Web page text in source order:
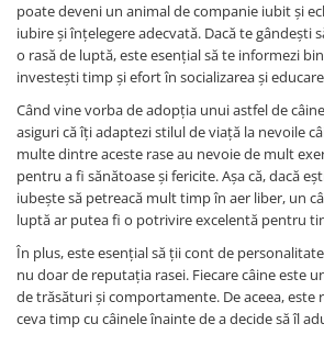
poate deveni un animal de companie iubit și
iubire și înțelegere adecvată. Dacă te gândești
o rasă de luptă, este esențial să te informezi
investești timp și efort în socializarea și
Când vine vorba de adopția unui astfel de
asiguri că îți adaptezi stilul de viață la nevoile
multe dintre aceste rase au nevoie de mult
pentru a fi sănătoase și fericite. Așa că, dacă
iubește să petreacă mult timp în aer liber, un
luptă ar putea fi o potrivire excelentă pentru
În plus, este esențial să ții cont de
nu doar de reputația rasei. Fiecare câine este
de trăsături și comportamente. De aceea, este
ceva timp cu câinele înainte de a decide să îl